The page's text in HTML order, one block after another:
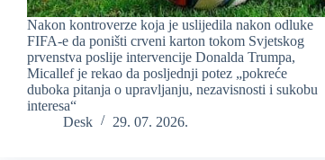
Nakon kontroverze koja je uslijedila nakon odluke
FIFA-e da poništi crveni karton tokom Svjetskog
prvenstva poslije intervencije Donalda Trumpa,
Micallef je rekao da posljednji potez „pokreće
duboka pitanja o upravljanju, nezavisnosti i sukobu
interesa“
Desk
29. 07. 2026.